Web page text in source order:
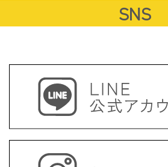
SNS